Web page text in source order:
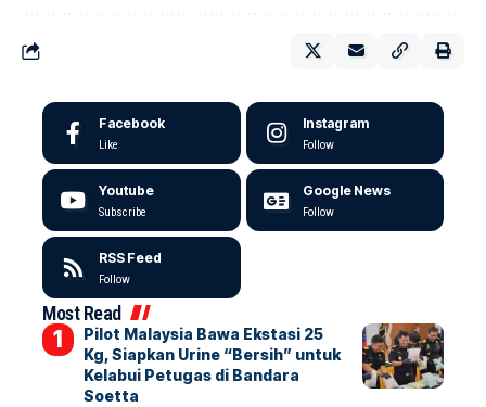
Facebook
Like
Instagram
Follow
Youtube
Subscribe
Google News
Follow
RSS Feed
Follow
Most Read
Pilot Malaysia Bawa Ekstasi 25
Kg, Siapkan Urine “Bersih” untuk
Kelabui Petugas di Bandara
Soetta